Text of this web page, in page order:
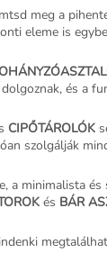
meg a
eleme is
és a
CIPŐTÁROLÓK
szolgálják
a minimalista
és BÁR